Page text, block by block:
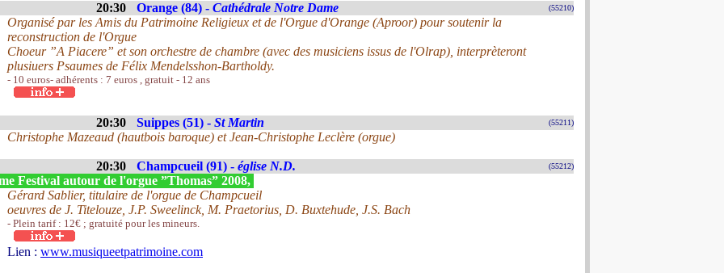
20:30 Orange (84) - Cathédrale Notre Dame (55210)
Organisé par les Amis du Patrimoine Religieux et de l'Orgue d'Orange (Aproor) pour soutenir la
reconstruction de l'Orgue
Choeur ”A Piacere” et son orchestre de chambre (avec des musiciens issus de l'Olrap), interprèteront
plusiuers Psaumes de Félix Mendelsshon-Bartholdy.
- 10 euros- adhérents : 7 euros , gratuit - 12 ans
20:30 Suippes (51) - St Martin (55211)
Christophe Mazeaud (hautbois baroque) et Jean-Christophe Leclère (orgue)
20:30 Champcueil (91) - église N.D. (55212)
Festival autour de l'orgue ”Thomas” 2008,
Gérard Sablier, titulaire de l'orgue de Champcueil
oeuvres de J. Titelouze, J.P. Sweelinck, M. Praetorius, D. Buxtehude, J.S. Bach
- Plein tarif : 12€ ; gratuité pour les mineurs.
Lien : www.musiqueetpatrimoine.com